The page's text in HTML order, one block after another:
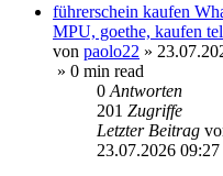
führerschein kaufen
MPU, goethe, kaufen
von paolo22 »
» 0 min read
0 Antworten
201 Zugriffe
Letzter Beitrag
23.07.2026 09:27